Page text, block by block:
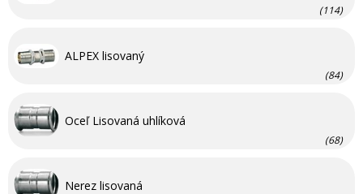
(114)
ALPEX lisovaný
(84)
Oceľ Lisovaná uhlíková
(68)
Nerez lisovaná